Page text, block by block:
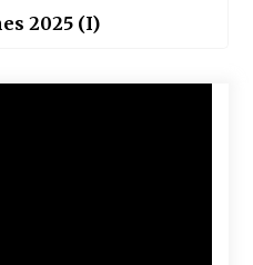
2025 (I)